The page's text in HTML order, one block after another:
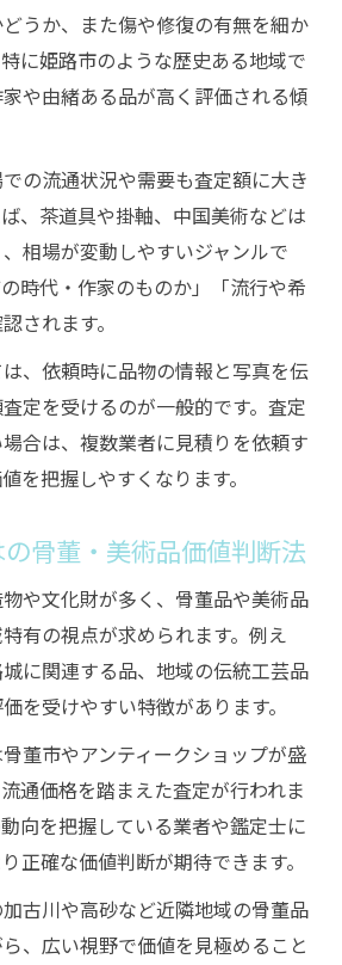
うか、また傷や修復の有無を細か
に姫路市のような歴史ある地域で
や由緒ある品が高く評価される傾
の流通状況や需要も査定額に大き
、茶道具や掛軸、中国美術などは
相場が変動しやすいジャンルで
時代・作家のものか」「流行や希
されます。
、依頼時に品物の情報と写真を伝
定を受けるのが一般的です。査定
合は、複数業者に見積りを依頼す
を把握しやすくなります。
骨董・美術品価値判断法
や文化財が多く、骨董品や美術品
有の視点が求められます。例え
に関連する品、地域の伝統工芸品
を受けやすい特徴があります。
董市やアンティークショップが盛
通価格を踏まえた査定が行われま
向を把握している業者や鑑定士に
正確な価値判断が期待できます。
古川や高砂など近隣地域の骨董品
、広い視野で価値を見極めること